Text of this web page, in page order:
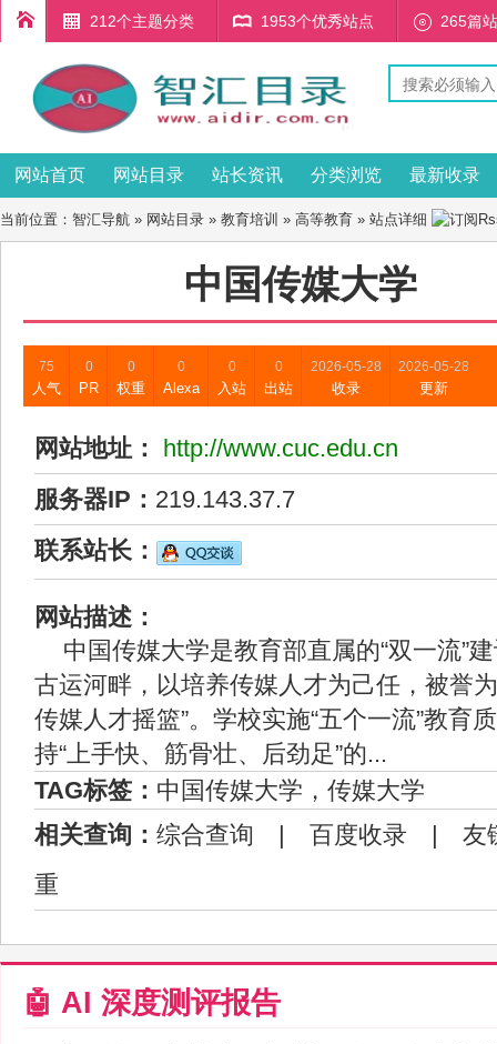
212个主题分类 1953个优秀站点 265篇
网站首页 网站目录 站长资讯 分类浏览 最新收录
当前位置： 智汇导航 » 网站目录 » 教育培训 » 高等教育 » 站点详细
中国传媒大学
75
人气
0
PR
0
权重
0
Alexa
0
入站
0
出站
2026-05-28
收录
2026-05-28
更新
网站地址：
http://www.cuc.edu.cn
服务器IP： 219.143.37.7
联系站长：
网站描述：
中国传媒大学是教育部直属的“双一流”
古运河畔，以培养传媒人才为己任，被誉
传媒人才摇篮”。学校实施“五个一流”教育
持“上手快、筋骨壮、后劲足”的...
TAG标签： 中国传媒大学，传媒大学
相关查询： 综合查询 | 百度收录 | 友
重
🤖 AI 深度测评报告